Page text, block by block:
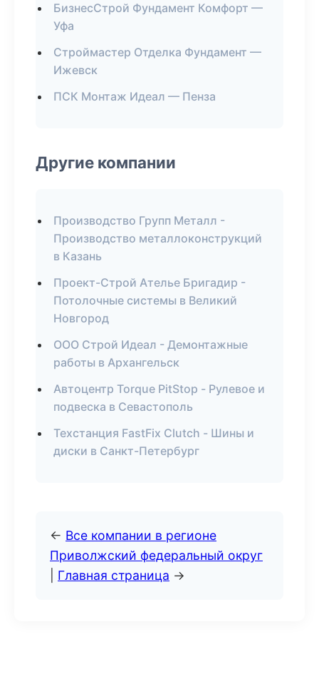
БизнесСтрой Фундамент Комфорт —
Уфа
Строймастер Отделка Фундамент —
Ижевск
ПСК Монтаж Идеал — Пенза
Другие компании
Производство Групп Металл -
Производство металлоконструкций
в Казань
Проект-Строй Ателье Бригадир -
Потолочные системы в Великий
Новгород
ООО Строй Идеал - Демонтажные
работы в Архангельск
Автоцентр Torque PitStop - Рулевое и
подвеска в Севастополь
Техстанция FastFix Clutch - Шины и
диски в Санкт-Петербург
← Все компании в регионе
Приволжский федеральный округ
Главная страница →